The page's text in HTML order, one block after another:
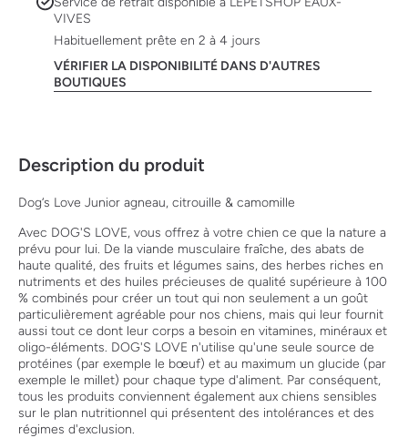
VIVES
Habituellement prête en 2 à 4 jours
VÉRIFIER LA DISPONIBILITÉ DANS D'AUTRES
BOUTIQUES
Description du produit
Dog‘s Love Junior agneau, citrouille & camomille
Avec DOG'S LOVE, vous offrez à votre chien ce que la nature a
prévu pour lui. De la viande musculaire fraîche, des abats de
haute qualité, des fruits et légumes sains, des herbes riches en
nutriments et des huiles précieuses de qualité supérieure à 100
% combinés pour créer un tout qui non seulement a un goût
particulièrement agréable pour nos chiens, mais qui leur fournit
aussi tout ce dont leur corps a besoin en vitamines, minéraux et
oligo-éléments. DOG'S LOVE n'utilise qu'une seule source de
protéines (par exemple le bœuf) et au maximum un glucide (par
exemple le millet) pour chaque type d'aliment. Par conséquent,
tous les produits conviennent également aux chiens sensibles
sur le plan nutritionnel qui présentent des intolérances et des
régimes d'exclusion.